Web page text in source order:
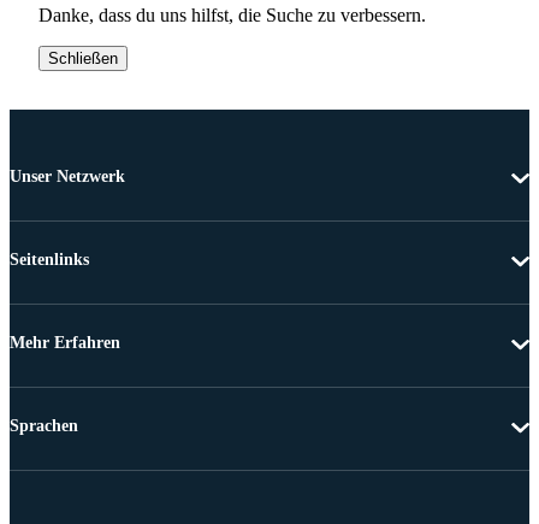
Danke, dass du uns hilfst, die Suche zu verbessern.
Schließen
Unser Netzwerk
Seitenlinks
Mehr Erfahren
Sprachen